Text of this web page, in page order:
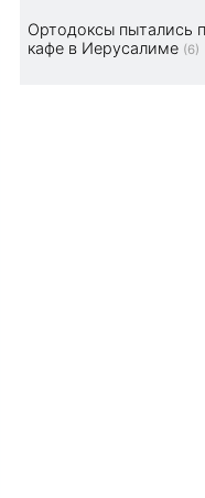
Ортодоксы пытались
кафе в Иерусалиме (6)